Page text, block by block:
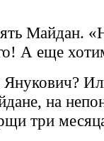
Майдан.
А еще
Янукович?
на
три